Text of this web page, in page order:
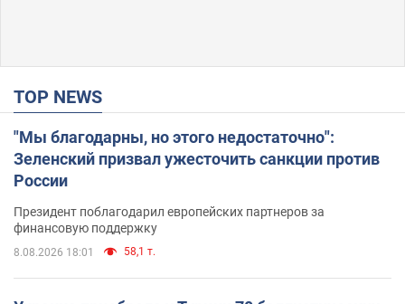
TOP NEWS
"Мы благодарны, но этого недостаточно":
Зеленский призвал ужесточить санкции против
России
Президент поблагодарил европейских партнеров за
финансовую поддержку
8.08.2026 18:01 58,1 т.